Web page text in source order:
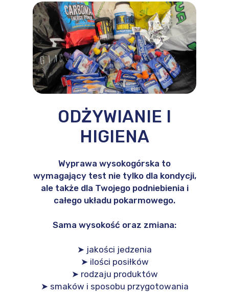
ODŻYWIANIE I
HIGIENA
Wyprawa wysokogórska to
wymagający test nie tylko dla kondycji,
ale także dla Twojego podniebienia i
całego układu pokarmowego.
Sama wysokość oraz zmiana:
➤ jakości jedzenia
➤ ilości posiłków
➤ rodzaju produktów
➤ smaków i sposobu przygotowania